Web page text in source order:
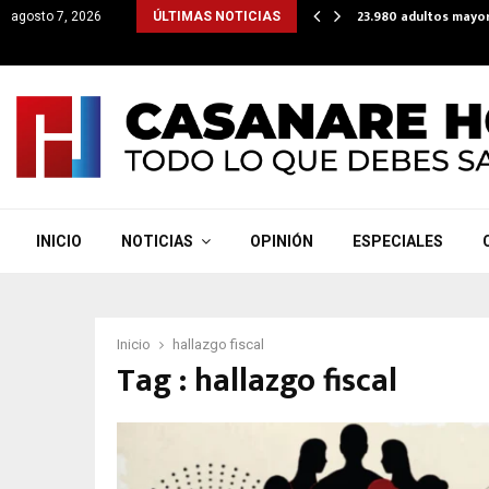
agosto 7, 2026 ÚLTIMAS NOTICIAS
para que subsidios lleguen directo a cuentas… 23.980 adultos
INICIO NOTICIAS OPINIÓN ESPECIALES
Inicio hallazgo fiscal
Tag : hallazgo fiscal